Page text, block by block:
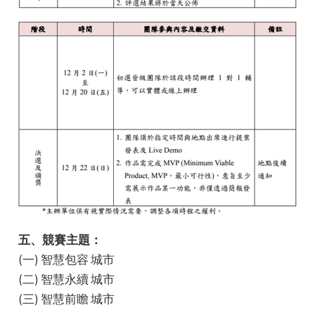
五、競賽主題：
(一) 智慧包容 城市
(二) 智慧永續 城市
(三) 智慧前瞻 城市